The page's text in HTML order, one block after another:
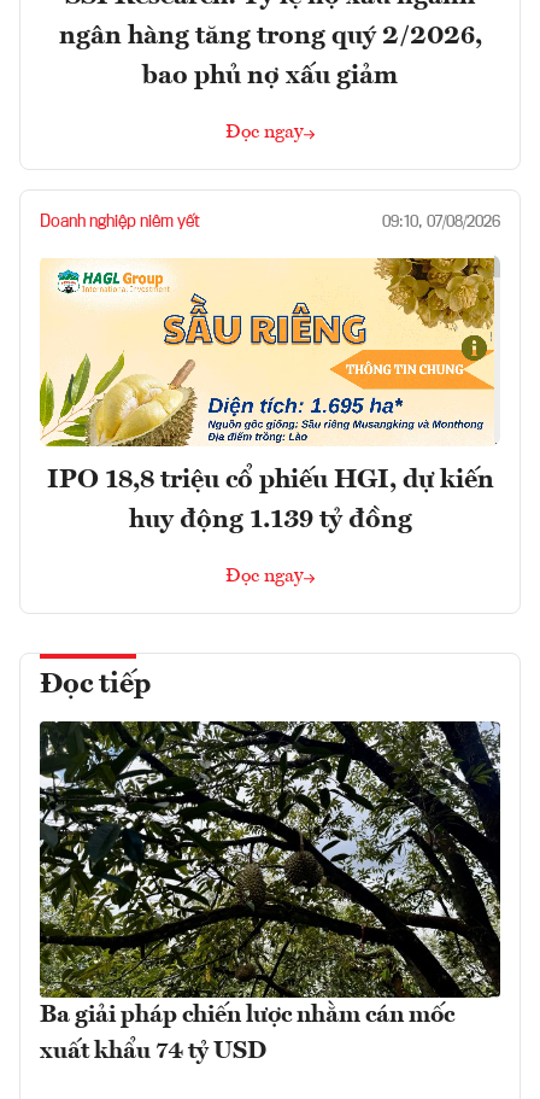
ngân hàng tăng trong quý 2/2026,
bao phủ nợ xấu giảm
Đọc ngay
Doanh nghiệp niêm yết 09:10, 07/08/2026
IPO 18,8 triệu cổ phiếu HGI, dự kiến
huy động 1.139 tỷ đồng
Đọc ngay
Đọc tiếp
Ba giải pháp chiến lược nhằm cán mốc
xuất khẩu 74 tỷ USD